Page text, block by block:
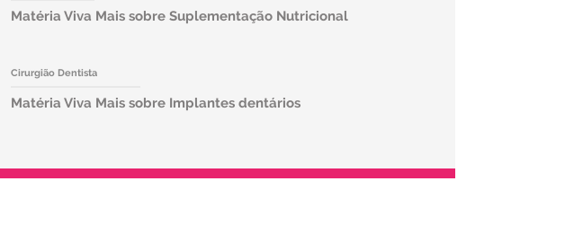
Matéria Viva Mais sobre Suplementação Nutricional
Cirurgião Dentista
Matéria Viva Mais sobre Implantes dentários